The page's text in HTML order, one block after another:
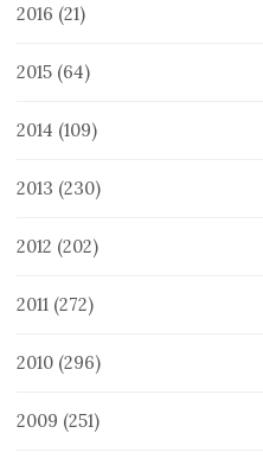
2016 (21)
2015 (64)
2014 (109)
2013 (230)
2012 (202)
2011 (272)
2010 (296)
2009 (251)